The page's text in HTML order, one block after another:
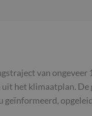
van ongeveer
het klimaatplan.